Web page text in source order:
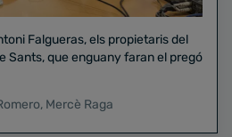
Falgueras, els propietaris del
, Mercè Raga